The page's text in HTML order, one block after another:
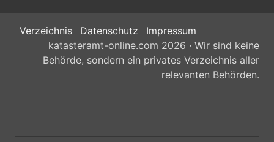
Verzeichnis Datenschutz
Impressum
katasteramt-online.com 2026 · Wir sind keine
Behörde, sondern ein privates Verzeichnis aller
relevanten Behörden.